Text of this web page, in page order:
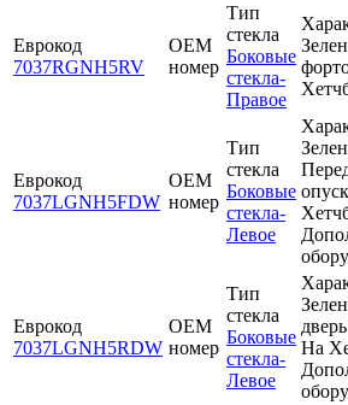
Еврокод
7037RGNH5RV
OEM
номер
Тип
стекла
Боковые
стекла-
Правое
Еврокод
7037LGNH5FDW
OEM
номер
Тип
стекла
Боковые
стекла-
Левое
Еврокод
7037LGNH5RDW
OEM
номер
Тип
стекла
Боковые
стекла-
Левое
На